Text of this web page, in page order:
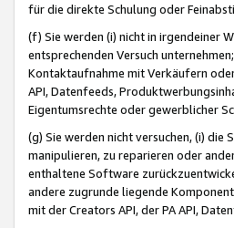
für die direkte Schulung oder
(f) Sie werden (i) nicht in irgendeiner
entsprechenden Versuch
Kontaktaufnahme mit Verkäufern
API, Datenfeeds,
Eigentumsrechte oder gewerblicher
(g) Sie werden nicht versuchen, (i)
manipulieren, zu reparieren oder
enthaltene Software
andere zugrunde liegende
mit der Creators API, der PA API,